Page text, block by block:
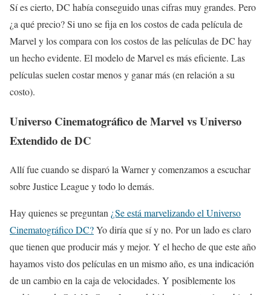
Sí es cierto, DC había conseguido unas cifras muy grandes. Pero
¿a qué precio? Si uno se fija en los costos de cada película de
Marvel y los compara con los costos de las películas de DC hay
un hecho evidente. El modelo de Marvel es más eficiente. Las
películas suelen costar menos y ganar más (en relación a su
costo).
Universo Cinematográfico de Marvel vs Universo
Extendido de DC
Allí fue cuando se disparó la Warner y comenzamos a escuchar
sobre Justice League y todo lo demás.
Hay quienes se preguntan¿Se está marvelizando el Universo
Cinematográfico DC?Yo diría que sí y no. Por un lado es claro
que tienen que producir más y mejor. Y el hecho de que este año
hayamos visto dos películas en un mismo año, es una indicación
de un cambio en la caja de velocidades. Y posiblemente los